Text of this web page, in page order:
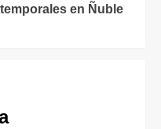
en Ñuble